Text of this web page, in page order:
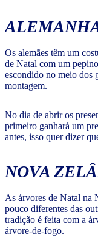
Os alemães têm um
de Natal com um
escondido no meio dos
montagem.
No dia de abrir os
primeiro ganhará um
antes, isso quer dizer
NOVA
As árvores de Natal na
pouco diferentes das
tradição é feita com a
árvore-de-fogo.